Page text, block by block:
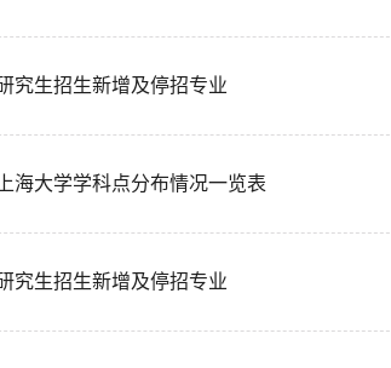
究生招生新增及停招专业
海大学学科点分布情况一览表
究生招生新增及停招专业